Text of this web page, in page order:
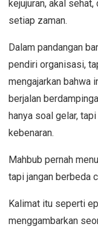
kejujuran, akal
setiap zaman.
Dalam pandangan
pendiri organisasi,
mengajarkan bahwa
berjalan
hanya soal gelar,
kebenaran.
Mahbub pernah
tapi jangan berbeda
Kalimat itu seperti
menggambarkan